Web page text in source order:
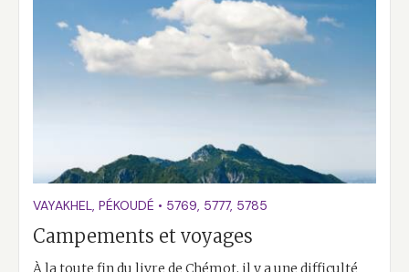
VAYAKHEL, PÉKOUDÉ • 5769, 5777, 5785
Campements et voyages
À la toute fin du livre de Chémot, il y a une difficulté